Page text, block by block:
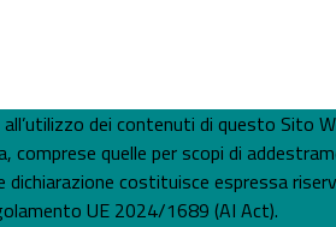
dei contenuti di questo Sito
quelle per scopi di
dichiarazione costituisce espressa
UE 2024/1689 (AI Act).